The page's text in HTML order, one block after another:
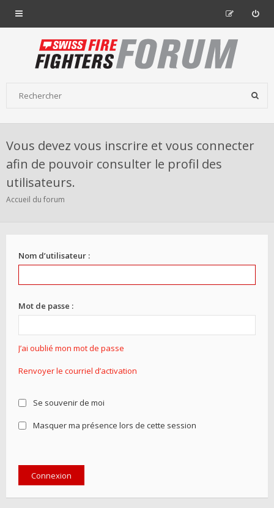
Vous devez vous inscrire et vous connecter
afin de pouvoir consulter le profil des
utilisateurs.
Accueil du forum
Nom d’utilisateur :
Mot de passe :
J’ai oublié mon mot de passe
Renvoyer le courriel d’activation
Se souvenir de moi
Masquer ma présence lors de cette session